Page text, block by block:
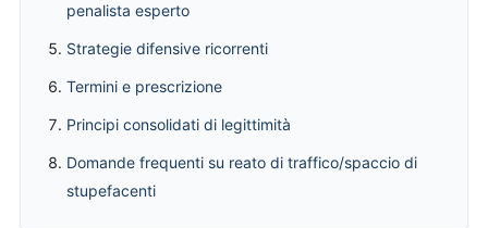
penalista esperto
Strategie difensive ricorrenti
Termini e prescrizione
Principi consolidati di legittimità
Domande frequenti su reato di traffico/spaccio di
stupefacenti